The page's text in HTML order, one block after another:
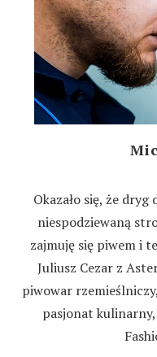
Okazało się, że
niespodziewaną
zajmuję się piwem i
Juliusz Cezar z
piwowar
pasjonat